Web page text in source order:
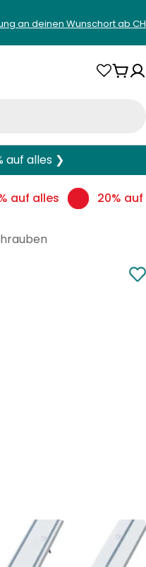
an deinen Wunschort ab
auf alles ❯
auf alles 20% auf